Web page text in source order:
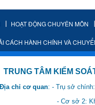
HOẠT ĐỘNG CHUYÊN MÔN
CÁCH HÀNH CHÍNH VÀ
KIỂM SOÁT
chỉ cơ quan: - Trụ sở
Hành chính